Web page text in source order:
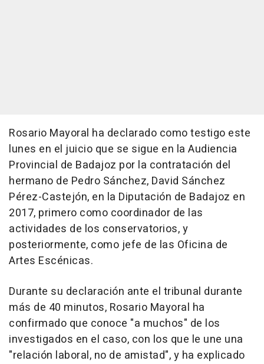
Rosario Mayoral ha declarado como testigo este
lunes en el juicio que se sigue en la Audiencia
Provincial de Badajoz por la contratación del
hermano de Pedro Sánchez, David Sánchez
Pérez-Castejón, en la Diputación de Badajoz en
2017, primero como coordinador de las
actividades de los conservatorios, y
posteriormente, como jefe de las Oficina de
Artes Escénicas.
Durante su declaración ante el tribunal durante
más de 40 minutos, Rosario Mayoral ha
confirmado que conoce "a muchos" de los
investigados en el caso, con los que le une una
"relación laboral, no de amistad", y ha explicado